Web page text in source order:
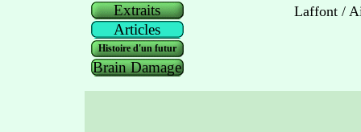
Extraits
Articles
Histoire d'un futur
Brain Damage
Laffont /